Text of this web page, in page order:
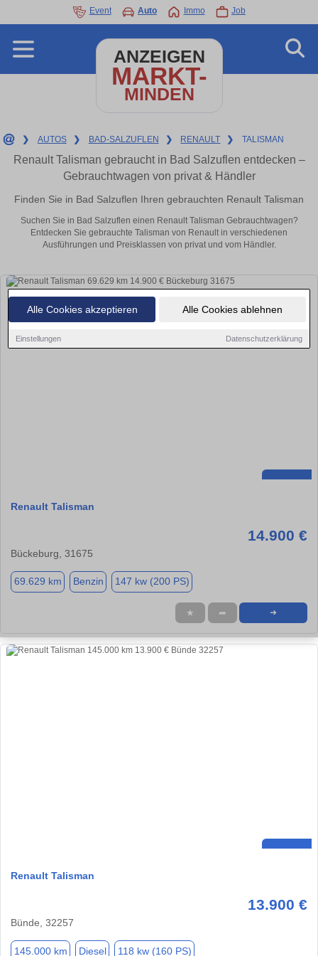
Alle Cookies akzeptieren Alle Cookies ablehnen
Einstellungen Datenschutzerklärung
Event Auto Immo Job
ANZEIGEN
MARKT-
MINDEN
❯ AUTOS ❯ BAD-SALZUFLEN ❯ RENAULT ❯ TALISMAN
Renault Talisman gebraucht in Bad Salzuflen entdecken –
Gebrauchtwagen von privat & Händler
Finden Sie in Bad Salzuflen Ihren gebrauchten Renault Talisman
Suchen Sie in Bad Salzuflen einen Renault Talisman Gebrauchtwagen?
Entdecken Sie gebrauchte Talisman von Renault in verschiedenen
Ausführungen und Preisklassen von privat und vom Händler.
Renault Talisman
14.900 €
Bückeburg, 31675
69.629 km Benzin 147 kw (200 PS)
★ ➦ ➜
Renault Talisman
13.900 €
Bünde, 32257
145.000 km Diesel 118 kw (160 PS)